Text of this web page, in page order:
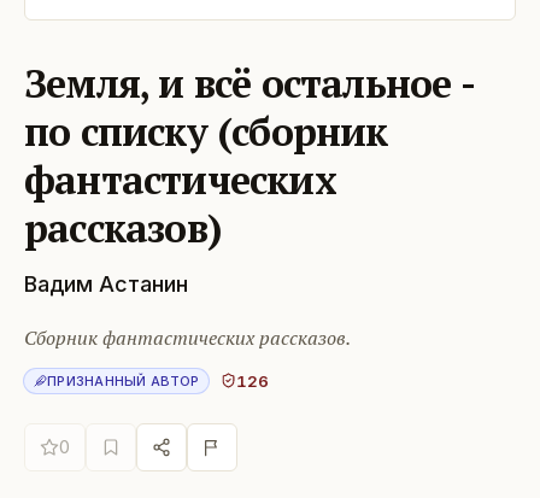
Земля, и всё остальное -
по списку (сборник
фантастических
рассказов)
Вадим Астанин
Сборник фантастических рассказов.
ПРИЗНАННЫЙ АВТОР 126
0